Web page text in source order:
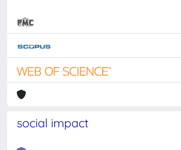
social impact